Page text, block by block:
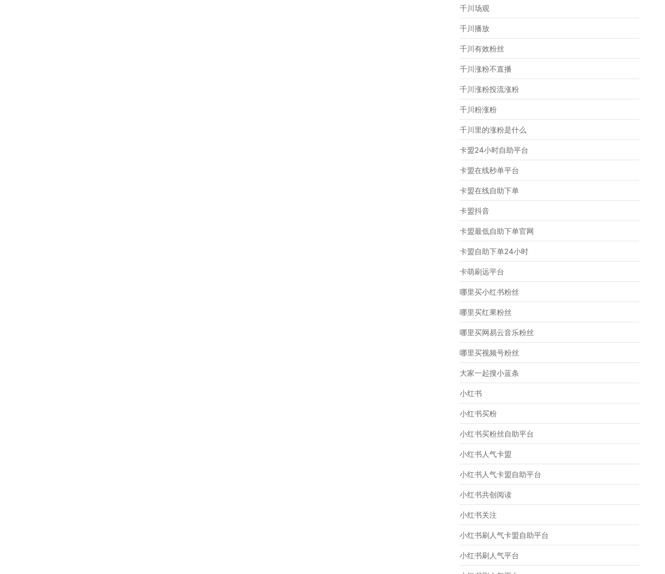
千川场观
千川播放
千川有效粉丝
千川涨粉不直播
千川涨粉投流涨粉
千川粉涨粉
千川里的涨粉是什么
卡盟24小时自助平台
卡盟在线秒单平台
卡盟在线自助下单
卡盟抖音
卡盟最低自助下单官网
卡盟自助下单24小时
卡萌刷远平台
哪里买小红书粉丝
哪里买红果粉丝
哪里买网易云音乐粉丝
哪里买视频号粉丝
大家一起搜小蓝条
小红书
小红书买粉
小红书买粉丝自助平台
小红书人气卡盟
小红书人气卡盟自助平台
小红书共创阅读
小红书关注
小红书刷人气卡盟自助平台
小红书刷人气平台